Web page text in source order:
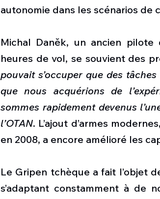
autonomie dans les scénarios de
Michal Daněk, un ancien
heures de vol, se souvient des
pouvait s’occuper que des
que nous acquérions de
sommes rapidement devenus
l’OTAN. L’ajout d’armes
en 2008, a encore amélioré les
Le Gripen tchèque a fait l’objet
s’adaptant constamment à de